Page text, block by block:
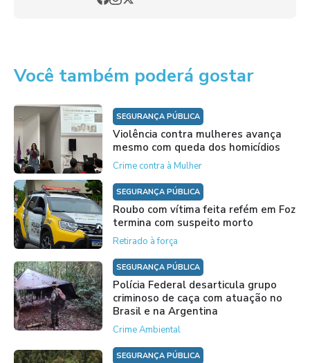
Você também poderá gostar
SEGURANÇA PÚBLICA
Violência contra mulheres avança
mesmo com queda dos homicídios
Crime contra à Mulher
SEGURANÇA PÚBLICA
Roubo com vítima feita refém em Foz
termina com suspeito morto
Retirado à força
SEGURANÇA PÚBLICA
Polícia Federal desarticula grupo
criminoso de caça com atuação no
Brasil e na Argentina
Crime Ambiental
SEGURANÇA PÚBLICA